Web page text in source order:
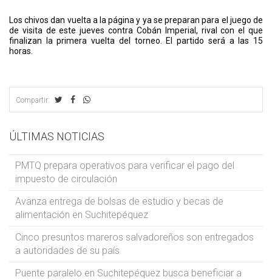
Los chivos dan vuelta a la página y ya se preparan para el juego de
de visita de este jueves contra Cobán Imperial, rival con el que
finalizan la primera vuelta del torneo. El partido será a las 15
horas.
Compartir:
ÚLTIMAS NOTICIAS
PMTQ prepara operativos para verificar el pago del
impuesto de circulación
Avanza entrega de bolsas de estudio y becas de
alimentación en Suchitepéquez
Cinco presuntos mareros salvadoreños son entregados
a autoridades de su país
Puente paralelo en Suchitepéquez busca beneficiar a